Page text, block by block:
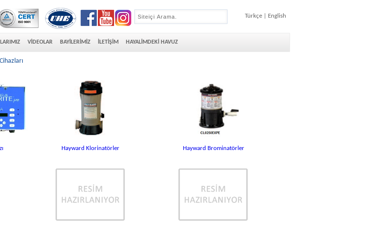
Türkçe English
VİDEOLAR BAYİLERİMİZ İLETİŞİM HAYALİMDEKİ HAVUZ
Hayward Klorinatörler Hayward Brominatörler